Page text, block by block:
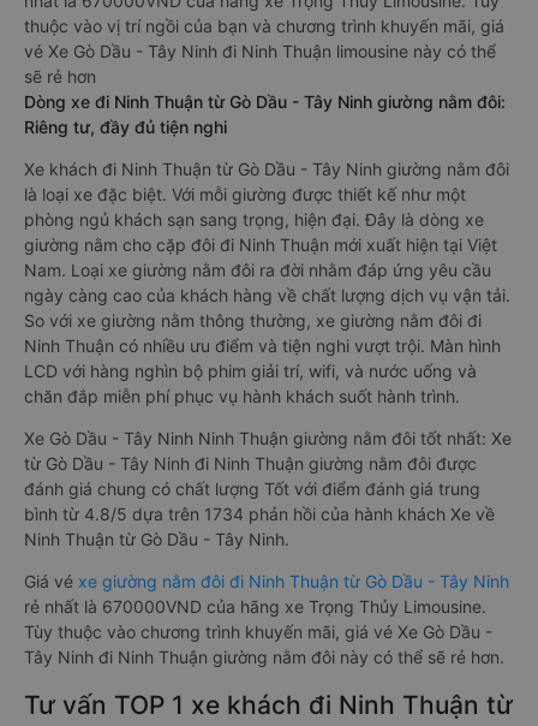
thuộc vào vị trí ngồi của bạn và chương trình khuyến mãi, giá
vé Xe Gò Dầu - Tây Ninh đi Ninh Thuận limousine này có thể
sẽ rẻ hơn
Dòng xe đi Ninh Thuận từ Gò Dầu - Tây Ninh giường nằm đôi:
Riêng tư, đầy đủ tiện nghi
Xe khách đi Ninh Thuận từ Gò Dầu - Tây Ninh giường nằm đôi
là loại xe đặc biệt. Với mỗi giường được thiết kế như một
phòng ngủ khách sạn sang trọng, hiện đại. Đây là dòng xe
giường nằm cho cặp đôi đi Ninh Thuận mới xuất hiện tại Việt
Nam. Loại xe giường nằm đôi ra đời nhằm đáp ứng yêu cầu
ngày càng cao của khách hàng về chất lượng dịch vụ vận tải.
So với xe giường nằm thông thường, xe giường nằm đôi đi
Ninh Thuận có nhiều ưu điểm và tiện nghi vượt trội. Màn hình
LCD với hàng nghìn bộ phim giải trí, wifi, và nước uống và
chăn đắp miễn phí phục vụ hành khách suốt hành trình.
Xe Gò Dầu - Tây Ninh Ninh Thuận giường nằm đôi tốt nhất: Xe
từ Gò Dầu - Tây Ninh đi Ninh Thuận giường nằm đôi được
đánh giá chung có chất lượng Tốt với điểm đánh giá trung
bình từ 4.8/5 dựa trên 1734 phản hồi của hành khách Xe về
Ninh Thuận từ Gò Dầu - Tây Ninh.
Giá vé xe giường nằm đôi đi Ninh Thuận từ Gò Dầu - Tây Ninh
rẻ nhất là 670000VND của hãng xe Trọng Thủy Limousine.
Tùy thuộc vào chương trình khuyến mãi, giá vé Xe Gò Dầu -
Tây Ninh đi Ninh Thuận giường nằm đôi này có thể sẽ rẻ hơn.
Tư vấn TOP 1 xe khách đi Ninh Thuận từ